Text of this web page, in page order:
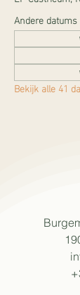
Andere datums
Bekijk alle 41